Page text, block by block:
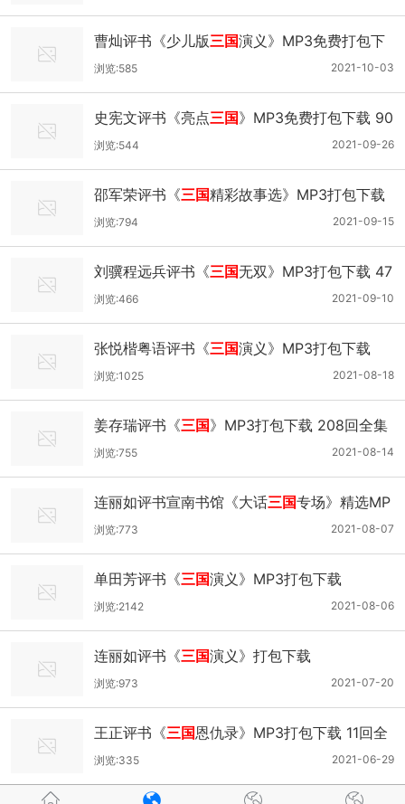
曹灿评书《少儿版三国演义》MP3免费打包下
载
2021-10-03
浏览:585
史宪文评书《亮点三国》MP3免费打包下载 90
回全
2021-09-26
浏览:544
邵军荣评书《三国精彩故事选》MP3打包下载
23回全集
2021-09-15
浏览:794
刘骥程远兵评书《三国无双》MP3打包下载 47
回全集
2021-09-10
浏览:466
张悦楷粤语评书《三国演义》MP3打包下载
2021-08-18
浏览:1025
姜存瑞评书《三国》MP3打包下载 208回全集
2021-08-14
浏览:755
连丽如评书宣南书馆《大话三国专场》精选MP
3打包下载 49回
2021-08-07
浏览:773
单田芳评书《三国演义》MP3打包下载
2021-08-06
浏览:2142
连丽如评书《三国演义》打包下载
2021-07-20
浏览:973
王正评书《三国恩仇录》MP3打包下载 11回全
集
2021-06-29
浏览:335